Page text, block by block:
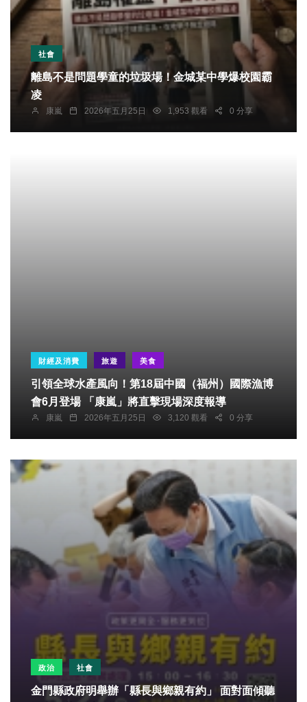
社會
離島不是問題學童的垃圾場！金城某中學爆校園霸
凌
康嵐 2026年五月25日 1,953 觀看 0 分享
財經及消費 旅遊 美食
​引領全球水產風向！第18屆中國（福州）國際漁博
會6月登場 「康嵐」將直擊現場深度報導
康嵐 2026年五月25日 3,120 觀看 0 分享
政治 社會
金門縣政府明舉辦「縣長與鄉親有約」 面對面傾聽